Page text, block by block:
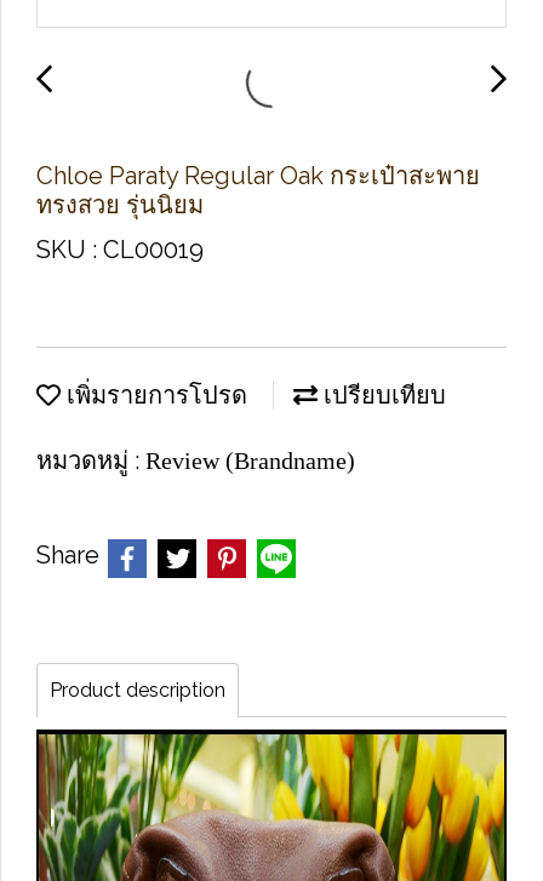
Chloe Paraty Regular Oak กระเป๋าสะพาย
ทรงสวย รุ่นนิยม
SKU : CL00019
เพิ่มรายการโปรด เปรียบเทียบ
หมวดหมู่ : Review (Brandname)
Share
Product description